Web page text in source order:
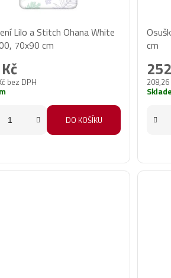
Lilo a Stitch Ohana White
70x90 cm
bez DPH
DO KOŠÍKU
cm